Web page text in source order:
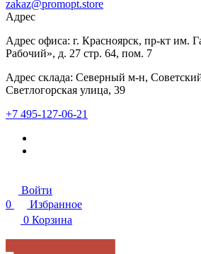
zakaz@promopt.store
Адрес
Адрес офиса: г. Красноярск, пр-кт им.
Рабочий», д. 27 стр. 64, пом. 7
Адрес склада: Северный м-н,
Светлогорская улица, 39
+7 495-127-06-21
Войти
0
Избранное
0 Корзина